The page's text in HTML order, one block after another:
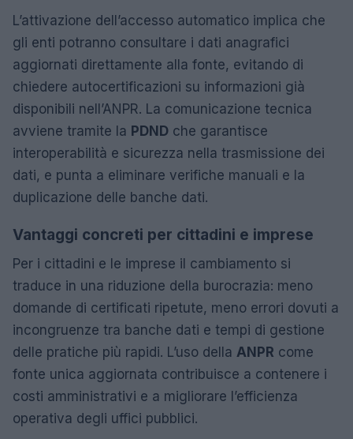
L’attivazione dell’accesso automatico implica che
gli enti potranno consultare i dati anagrafici
aggiornati direttamente alla fonte, evitando di
chiedere autocertificazioni su informazioni già
disponibili nell’ANPR. La comunicazione tecnica
avviene tramite la PDND che garantisce
interoperabilità e sicurezza nella trasmissione dei
dati, e punta a eliminare verifiche manuali e la
duplicazione delle banche dati.
Vantaggi concreti per cittadini e imprese
Per i cittadini e le imprese il cambiamento si
traduce in una riduzione della burocrazia: meno
domande di certificati ripetute, meno errori dovuti a
incongruenze tra banche dati e tempi di gestione
delle pratiche più rapidi. L’uso della ANPR come
fonte unica aggiornata contribuisce a contenere i
costi amministrativi e a migliorare l’efficienza
operativa degli uffici pubblici.